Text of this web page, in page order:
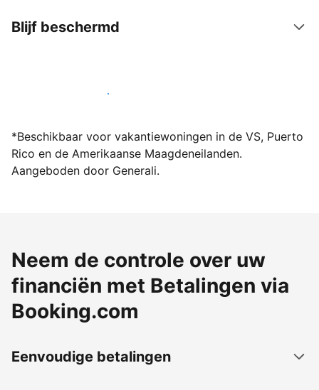
Blijf beschermd
Word vandaag nog host bij ons
*Beschikbaar voor vakantiewoningen in de VS, Puerto
Rico en de Amerikaanse Maagdeneilanden.
Aangeboden door Generali.
Neem de controle over uw
financiën met Betalingen via
Booking.com
Eenvoudige betalingen